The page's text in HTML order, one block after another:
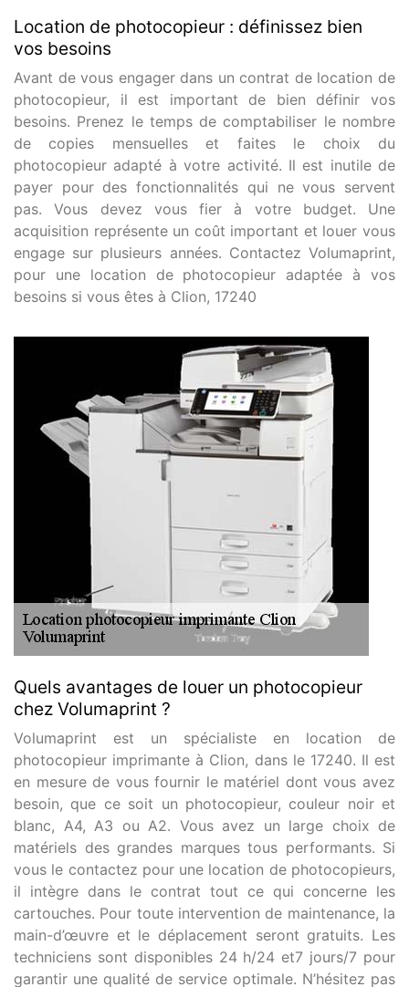
Location de photocopieur : définissez bien
vos besoins
Avant de vous engager dans un contrat de location de
photocopieur, il est important de bien définir vos
besoins. Prenez le temps de comptabiliser le nombre
de copies mensuelles et faites le choix du
photocopieur adapté à votre activité. Il est inutile de
payer pour des fonctionnalités qui ne vous servent
pas. Vous devez vous fier à votre budget. Une
acquisition représente un coût important et louer vous
engage sur plusieurs années. Contactez Volumaprint,
pour une location de photocopieur adaptée à vos
besoins si vous êtes à Clion, 17240
Quels avantages de louer un photocopieur
chez Volumaprint ?
Volumaprint est un spécialiste en location de
photocopieur imprimante à Clion, dans le 17240. Il est
en mesure de vous fournir le matériel dont vous avez
besoin, que ce soit un photocopieur, couleur noir et
blanc, A4, A3 ou A2. Vous avez un large choix de
matériels des grandes marques tous performants. Si
vous le contactez pour une location de photocopieurs,
il intègre dans le contrat tout ce qui concerne les
cartouches. Pour toute intervention de maintenance, la
main-d’œuvre et le déplacement seront gratuits. Les
techniciens sont disponibles 24 h/24 et7 jours/7 pour
garantir une qualité de service optimale. N’hésitez pas